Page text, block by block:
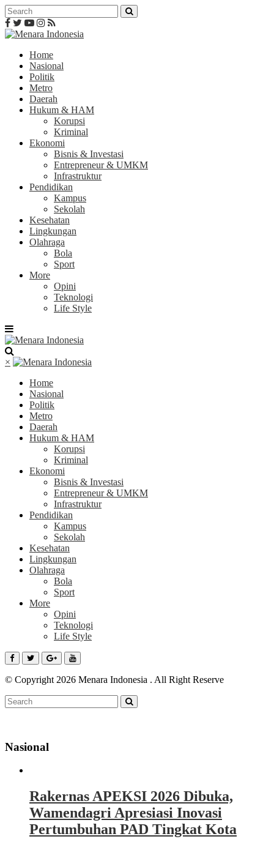
Home
Nasional
Politik
Metro
Daerah
Hukum & HAM
Korupsi
Kriminal
Ekonomi
Bisnis & Investasi
Entrepreneur & UMKM
Infrastruktur
Pendidikan
Kampus
Sekolah
Kesehatan
Lingkungan
Olahraga
Bola
Sport
More
Opini
Teknologi
Life Style
×
Home
Nasional
Politik
Metro
Daerah
Hukum & HAM
Korupsi
Kriminal
Ekonomi
Bisnis & Investasi
Entrepreneur & UMKM
Infrastruktur
Pendidikan
Kampus
Sekolah
Kesehatan
Lingkungan
Olahraga
Bola
Sport
More
Opini
Teknologi
Life Style
© Copyright 2026 Menara Indonesia . All Right Reserve
Nasional
Rakernas APEKSI 2026 Dibuka,
Wamendagri Apresiasi Inovasi
Pertumbuhan PAD Tingkat Kota